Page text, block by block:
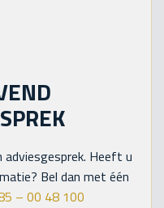
adviesgesprek. Heeft u
Bel dan met één
– 00 48 100